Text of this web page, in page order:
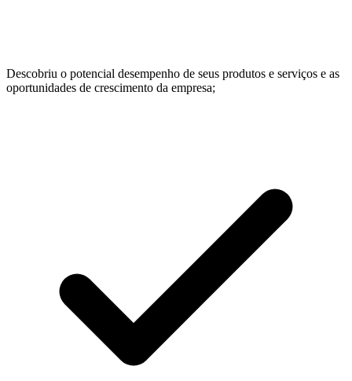
Descobriu o potencial desempenho de seus produtos e serviços e as
oportunidades de crescimento da empresa;